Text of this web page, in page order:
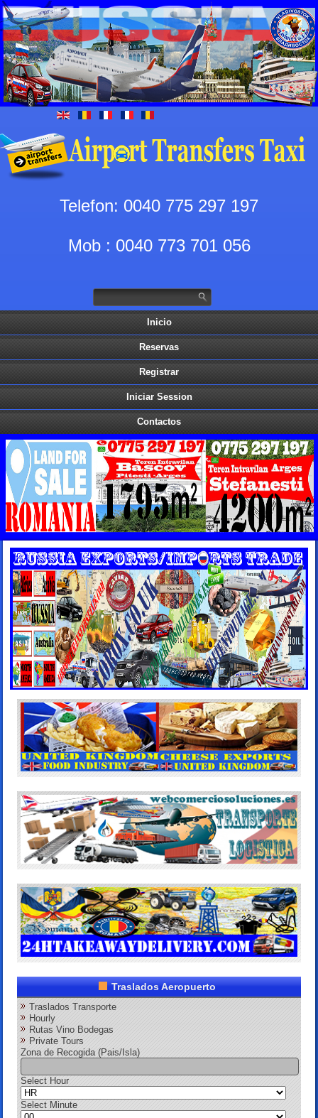
Telefon: 0040 775 297 197
Mob : 0040 773 701 056
Inicio
Reservas
Registrar
Iniciar Session
Contactos
Traslados Aeropuerto
Traslados Transporte
Hourly
Rutas Vino Bodegas
Private Tours
Zona de Recogida (Pais/Isla)
Select Hour
Select Minute